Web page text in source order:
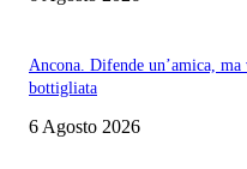
Ancona. Difende un’amica,
bottigliata
6 Agosto 2026